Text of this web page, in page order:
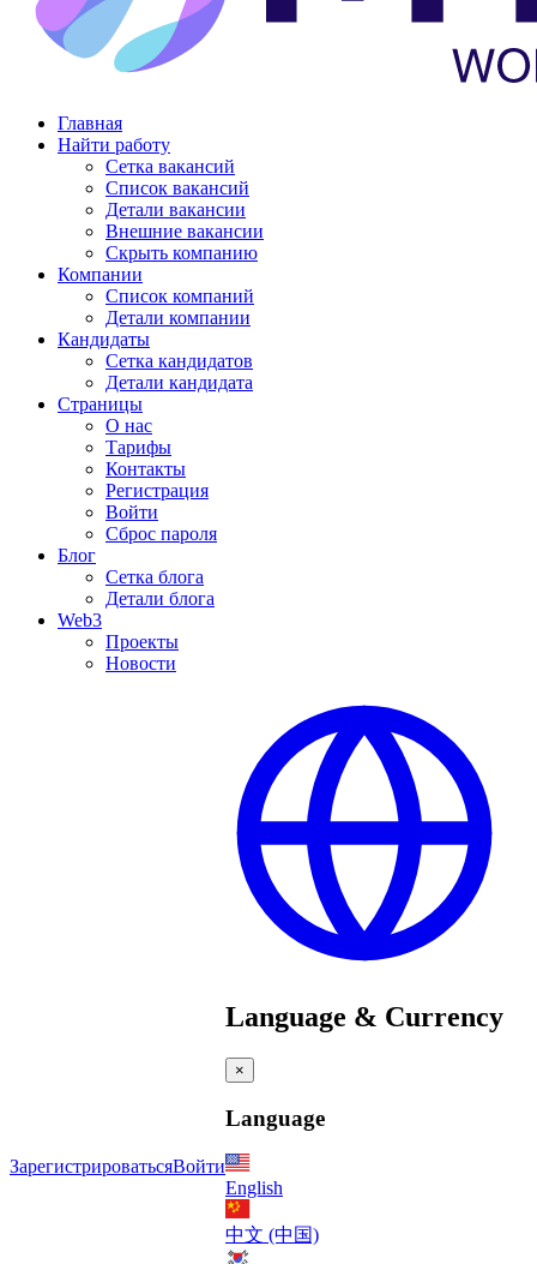
Главная
Найти работу
Сетка вакансий
Список вакансий
Детали вакансии
Внешние вакансии
Скрыть компанию
Компании
Список компаний
Детали компании
Кандидаты
Сетка кандидатов
Детали кандидата
Страницы
О нас
Тарифы
Контакты
Регистрация
Войти
Сброс пароля
Блог
Сетка блога
Детали блога
Web3
Проекты
Новости
ЗарегистрироватьсяВойти
Language & Currency
×
Language
English
中文 (中国)